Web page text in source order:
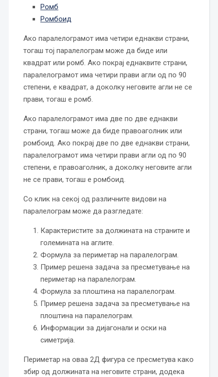
Ромб
Ромбоид
Ако паралелограмот има четири еднакви страни,
тогаш тој паралелограм може да биде или
квадрат или ромб. Ако покрај еднаквите страни,
паралелограмот има четири прави агли од по 90
степени, е квадрат, а доколку неговите агли не се
прави, тогаш е ромб.
Ако паралелограмот има две по две еднакви
страни, тогаш може да биде правоаголник или
ромбоид. Ако покрај две по две еднакви страни,
паралелограмот има четири прави агли од по 90
степени, е правоаголник, а доколку неговите агли
не се прави, тогаш е ромбоид.
Со клик на секој од различните видови на
паралелограм може да разгледате:
Карактеристите за должината на страните и
големината на аглите.
Формула за периметар на паралелограм.
Пример решена задача за пресметување на
периметар на паралелограм.
Формула за плоштина на паралелограм.
Пример решена задача за пресметување на
плоштина на паралелограм.
Информации за дијагонали и оски на
симетрија.
Периметар на оваа 2Д фигура се пресметува како
збир од должината на неговите страни, додека